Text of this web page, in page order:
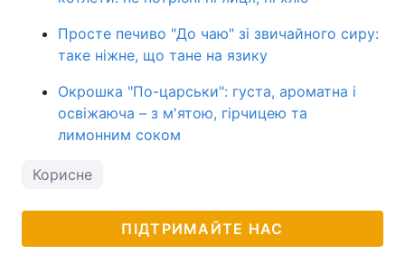
Просте печиво "До чаю" зі звичайного сиру:
таке ніжне, що тане на язику
Окрошка "По-царськи": густа, ароматна і
освіжаюча – з м'ятою, гірчицею та
лимонним соком
Корисне
ПІДТРИМАЙТЕ НАС